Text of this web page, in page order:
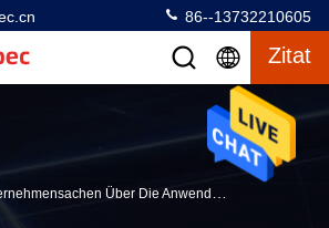
86--13732210605
Zitat
Über Die Anwendung Von Farbmessern Im Wirklichen Leben